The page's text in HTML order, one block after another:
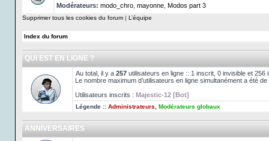
Modérateurs: modo_chro mayonne Modos part 3
Supprimer tous les cookies du forum | L’équipe
Index du forum
QUI EST EN LIGNE ?
Au total, il y a 257 utilisateurs en ligne :: 1 inscrit, 0 invisible et
Le nombre maximum d’utilisateurs en ligne simultanément a été de
Utilisateurs inscrits : Majestic-12 [Bot]
Légende :: Administrateurs Modérateurs globaux
ANNIVERSAIRES